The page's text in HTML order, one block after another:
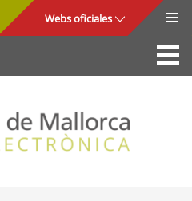
Webs oficiales
La Sede
Consejo de Mallorca
Acceso y seguridad
Utilidades